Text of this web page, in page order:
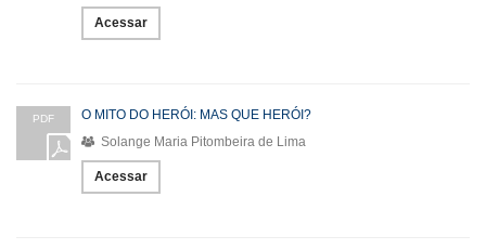
Acessar
PDF
O MITO DO HERÓI: MAS QUE HERÓI?
Solange Maria Pitombeira de Lima
Acessar